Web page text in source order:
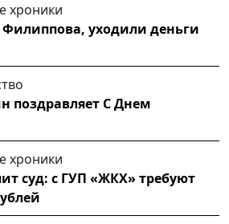
хроники
Филиппова, уходили деньги
поздравляет С Днем
хроники
суд: с ГУП «ЖКХ» требуют